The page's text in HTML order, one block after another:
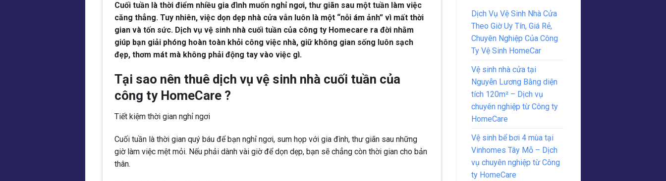
Cuối tuần là thời điểm nhiều gia đình muốn nghỉ ngơi, thư giãn sau một tuần làm việc
căng thẳng. Tuy nhiên, việc dọn dẹp nhà cửa vẫn luôn là một “nỗi ám ảnh” vì mất thời
gian và tốn sức. Dịch vụ vệ sinh nhà cuối tuần của công ty Homecare ra đời nhằm
giúp bạn giải phóng hoàn toàn khỏi công việc nhà, giữ không gian sống luôn sạch
đẹp, thơm mát mà không phải động tay vào việc gì.
Tại sao nên thuê dịch vụ vệ sinh nhà cuối tuần của
công ty HomeCare ?
Tiết kiệm thời gian nghỉ ngơi
Cuối tuần là thời gian quý báu để bạn nghỉ ngơi, sum họp với gia đình, thư giãn sau những
giờ làm việc mệt mỏi. Nếu phải dành vài giờ để dọn dẹp, bạn sẽ chẳng còn thời gian cho bản
thân.
Dịch Vụ Vệ Sinh Nhà Cửa
Theo Giờ Uy Tín, Giá Rẻ,
Chuyên Nghiệp Của Công
Ty Vệ Sinh HomeCar
Vệ sinh nhà cửa tại
Nguyễn Lương Bằng diện
tích 120m² – Dịch vụ
chuyên nghiệp từ Công ty
HomeCare
Vệ sinh bể bơi 4 mùa tại
Vinhomes Tây Mỗ – Dịch
vụ chuyên nghiệp từ Công
ty HomeCare